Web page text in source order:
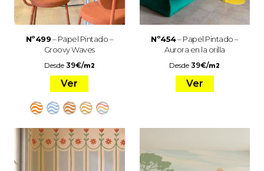
Nº499– Papel Pintado –
Groovy Waves
Desde 39€/m2
Ver
Nº454– Papel Pintado –
Aurora en la orilla
Desde39€/m2
Ver